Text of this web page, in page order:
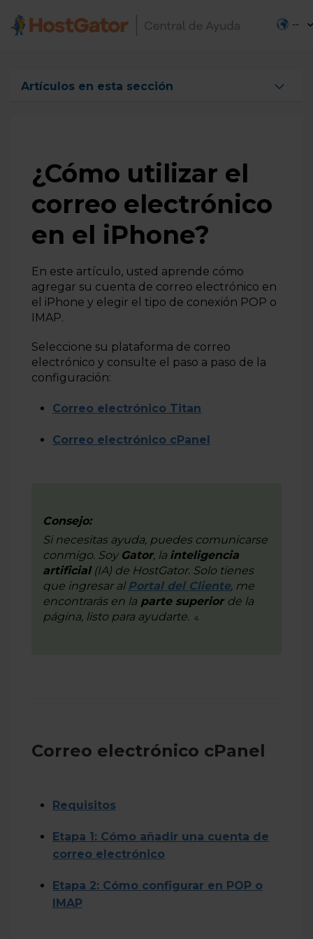
--
Artículos en esta sección
Cómo configurar la recepción y envío de correos
electrónicos en el aplicativo Gmail
Cómo utilizar el correo electrónico en Outlook 2016
Cómo utilizar el correo electrónico en Android móvil
Enviar archivos grandes con Outlook
¿Cómo utilizar un correo electrónico en Apple Mail?
Cómo configurar una cuenta de correo electrónico en
¿Cómo utilizar el correo electrónico en Outlook 2010?
Cómo configurar una cuenta de correo electrónico en
¿Cómo utilizar el
correo electrónico
en el iPhone?
En este artículo, usted aprende cómo
agregar su cuenta de correo electrónico en
el iPhone y elegir el tipo de conexión POP o
IMAP.
Seleccione su plataforma de correo
electrónico y consulte el paso a paso de la
configuración:
Correo electrónico Titan
Correo electrónico cPanel
Consejo:
Si necesitas ayuda, puedes comunicarse
conmigo. Soy Gator, la inteligencia
artificial(IA) de HostGator. Solo tienes
que ingresar al Portal del Cliente, me
encontrarás en la parte superior de la
página, listo para ayudarte.
Correo electrónico cPanel
Requisitos
Etapa 1: Cómo añadir una cuenta de
correo electrónico
Etapa 2: Cómo configurar en POP o
IMAP